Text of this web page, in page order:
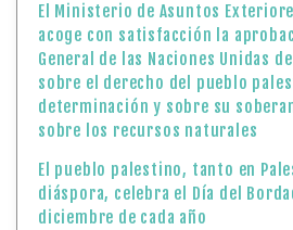
El Ministerio de Asuntos
acoge con satisfacción la
General de las Naciones Unidas
sobre el derecho del pueblo
determinación y sobre su
sobre los recursos naturales
El pueblo palestino, tanto en
diáspora, celebra el Día del
diciembre de cada año